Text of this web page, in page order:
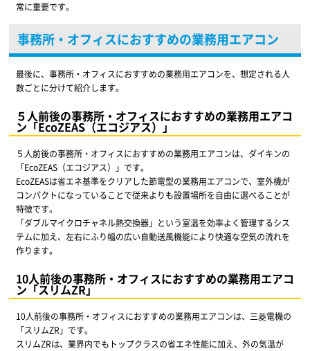
常に重要です。
事務所・オフィスにおすすめの業務用エアコン
最後に、事務所・オフィスにおすすめの業務用エアコンを、想定される人
数ごとに分けて紹介します。
５人前後の事務所・オフィスにおすすめの業務用エアコ
ン「EcoZEAS（エコジアス）」
５人前後の事務所・オフィスにおすすめの業務用エアコンは、ダイキンの
「EcoZEAS（エコジアス）」です。
EcoZEASは省エネ基準をクリアした節電型の業務用エアコンで、室外機が
コンパクトになっていることで従来よりも設置場所を自由に選べることが
特徴です。
「ダブルマイクロチャネル熱交換器」という室温を効率よく管理するシス
テムに加え、左右にふり幅の広い自動送風機能により快適な空気の流れを
作ります。
10人前後の事務所・オフィスにおすすめの業務用エアコ
ン「スリムZR」
10人前後の事務所・オフィスにおすすめの業務用エアコンは、三菱電機の
「スリムZR」です。
スリムZRは、業界内でもトップクラスの省エネ性能に加え、外の気温が